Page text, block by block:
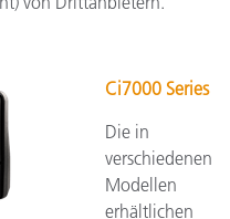
Ci7000 Series
Die in
verschiedenen
Modellen
erhältlichen